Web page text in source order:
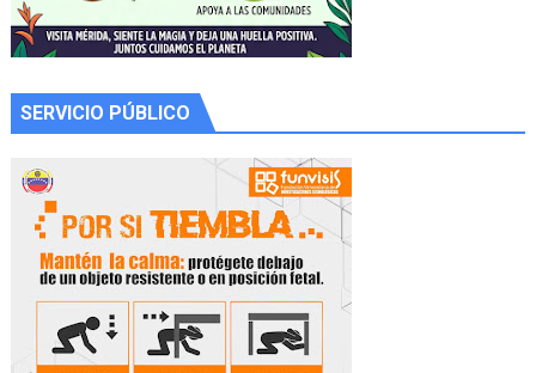
SERVICIO PÚBLICO